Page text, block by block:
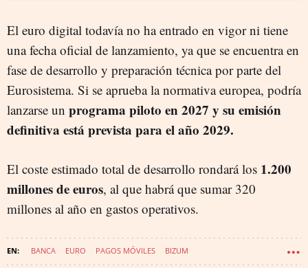
El euro digital todavía no ha entrado en vigor ni tiene
una fecha oficial de lanzamiento, ya que se encuentra en
fase de desarrollo y preparación técnica por parte del
Eurosistema. Si se aprueba la normativa europea, podría
lanzarse un programa piloto en 2027 y su emisión
definitiva está prevista para el año 2029.
El coste estimado total de desarrollo rondará los 1.200
millones de euros, al que habrá que sumar 320
millones al año en gastos operativos.
BANCA EURO PAGOS MÓVILES BIZUM